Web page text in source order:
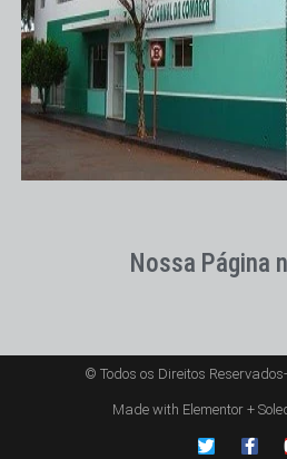
Nossa Página
© Todos os Direitos
Made with Elementor +